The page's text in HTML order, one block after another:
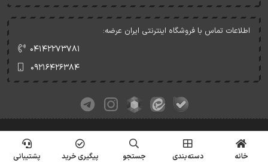
اطلاعات تماس با فروشگاه اینترنتی ایران عرضه:
۰۴۱۴۲۲۷۳۷۸۱
۰۹۲۱۶۴۲۶۳۸۴
کلیه حقوق این وبسایت متعلق به ایران عرضه می‌باشد.
© Copyrights - IranArze.ir - 1405
خانه دسته‌بندی جستجو پیگیری خرید پشتیبانی